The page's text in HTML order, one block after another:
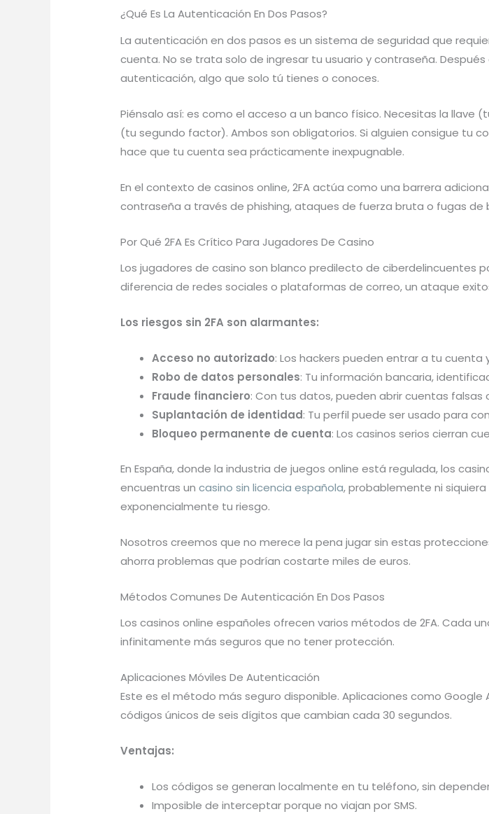
¿Qué Es La Autenticación En Dos Pasos?
La autenticación en dos pasos es un sistema de seguridad que
cuenta. No se trata solo de ingresar tu usuario y contraseña.
autenticación, algo que solo tú tienes o conoces.
Piénsalo así: es como el acceso a un banco físico. Necesitas la
(tu segundo factor). Ambos son obligatorios. Si alguien consigue tu
hace que tu cuenta sea prácticamente inexpugnable.
En el contexto de casinos online, 2FA actúa como una barrera
contraseña a través de phishing, ataques de fuerza bruta o fugas de
Por Qué 2FA Es Crítico Para Jugadores De Casino
Los jugadores de casino son blanco predilecto de ciberdelincuentes
diferencia de redes sociales o plataformas de correo, un ataque
Los riesgos sin 2FA son alarmantes:
Acceso no autorizado: Los hackers pueden entrar a tu cuenta
Robo de datos personales: Tu información bancaria,
Fraude financiero: Con tus datos, pueden abrir cuentas
Suplantación de identidad: Tu perfil puede ser usado para
Bloqueo permanente de cuenta: Los casinos serios cierran
En España, donde la industria de juegos online está regulada, los
encuentras uncasino sin licencia española, probablemente ni
exponencialmente tu riesgo.
Nosotros creemos que no merece la pena jugar sin estas
ahorra problemas que podrían costarte miles de euros.
Métodos Comunes De Autenticación En Dos Pasos
Los casinos online españoles ofrecen varios métodos de 2FA. Cada
infinitamente más seguros que no tener protección.
Aplicaciones Móviles De Autenticación
Este es el método más seguro disponible. Aplicaciones como
códigos únicos de seis dígitos que cambian cada 30 segundos.
Ventajas:
Los códigos se generan localmente en tu teléfono, sin
Imposible de interceptar porque no viajan por SMS.